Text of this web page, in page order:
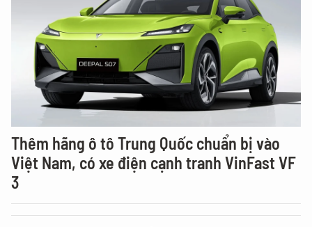
Thêm hãng ô tô Trung Quốc chuẩn bị vào
Việt Nam, có xe điện cạnh tranh VinFast VF
3